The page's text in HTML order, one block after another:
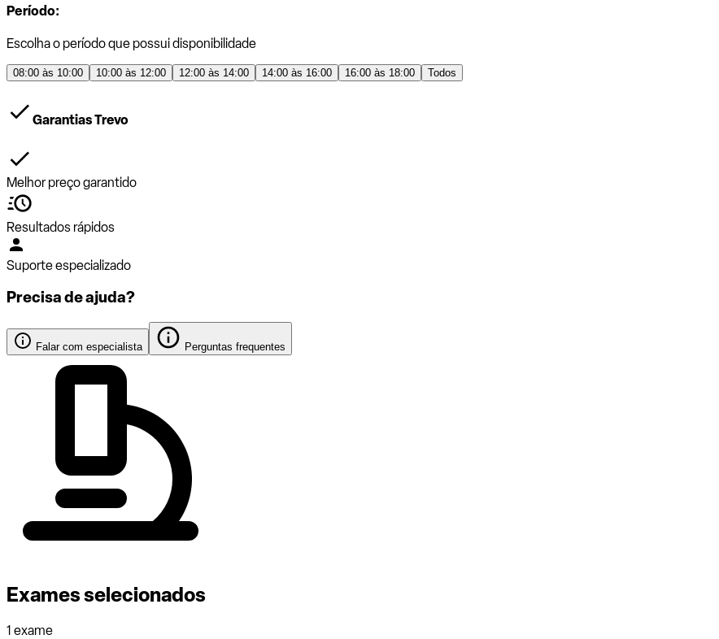
Período:
Escolha o período que possui disponibilidade
08:00 às 10:00 10:00 às 12:00 12:00 às 14:00 14:00 às 16:00 16:00 às 18:00 Todos
Garantias Trevo
Melhor preço garantido
Resultados rápidos
Suporte especializado
Precisa de ajuda?
Falar com especialista Perguntas frequentes
Exames selecionados
1 exame